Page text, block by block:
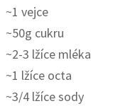
~1 vejce
~50g cukru
~2-3 lžíce mléka
~1 lžíce octa
~3/4 lžíce sody